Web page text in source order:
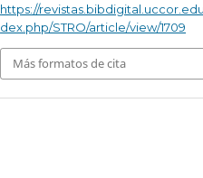
https://
dex.php/STRO/article/view/1709
Más formatos de cita